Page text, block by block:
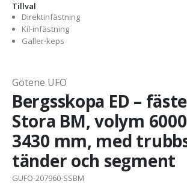
Tillval
Direktinfästning
Kil-infästning
Galler-keps
Götene UFO
Bergsskopa ED –
Stora BM, volym
3430 mm, med
tänder och segment
GUFO-207960-SSBM